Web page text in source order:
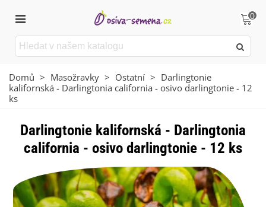
0
Domů > Masožravky > Ostatní > Darlingtonie
kalifornská - Darlingtonia california - osivo darlingtonie - 12
ks
Darlingtonie kalifornská - Darlingtonia
california - osivo darlingtonie - 12 ks